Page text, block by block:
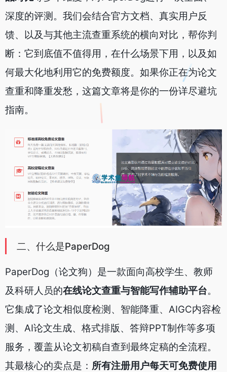
深度的评测。我们会结合官方文档、真实用户反
馈、以及与其他主流查重系统的横向对比，帮你判
断：它到底值不值得用，在什么场景下用，以及如
何最大化地利用它的免费额度。如果你正在为论文
查重和降重发愁，这篇文章将是你的一份详尽避坑
指南。
二、什么是PaperDog
PaperDog（论文狗）是一款面向高校学生、教师
及科研人员的在线论文查重与智能写作辅助平台。
它集成了论文相似度检测、智能降重、AIGC内容检
测、AI论文生成、格式排版、答辩PPT制作等多项
服务，覆盖从论文初稿自查到最终定稿的全流程。
其最核心的卖点是： 所有注册用户每天可免费使用